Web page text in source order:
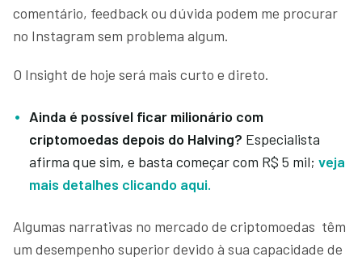
comentário, feedback ou dúvida podem me procurar
no Instagram sem problema algum.
O Insight de hoje será mais curto e direto.
Ainda é possível ficar milionário com
criptomoedas depois do Halving? Especialista
afirma que sim, e basta começar com R$ 5 mil; veja
mais detalhes clicando aqui.
Algumas narrativas no mercado de criptomoedas têm
um desempenho superior devido à sua capacidade de